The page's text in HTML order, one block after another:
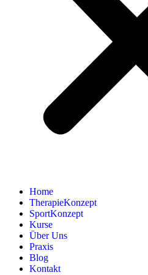
Home
TherapieKonzept
SportKonzept
Kurse
Über Uns
Praxis
Blog
Kontakt